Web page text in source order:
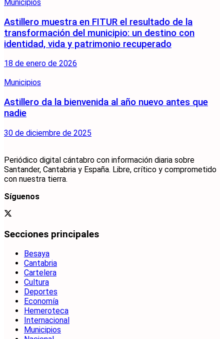
Municipios
Astillero muestra en FITUR el resultado de la
transformación del municipio: un destino con
identidad, vida y patrimonio recuperado
18 de enero de 2026
Municipios
Astillero da la bienvenida al año nuevo antes que
nadie
30 de diciembre de 2025
Periódico digital cántabro con información diaria sobre
Santander, Cantabria y España. Libre, crítico y comprometido
con nuestra tierra.
Síguenos
Secciones principales
Besaya
Cantabria
Cartelera
Cultura
Deportes
Economía
Hemeroteca
Internacional
Municipios